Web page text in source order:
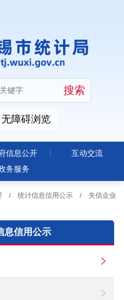
无障碍浏览
信息公开
互动交流
务服务
/ 统计信息信用公示 /
失信企业
息信用公示